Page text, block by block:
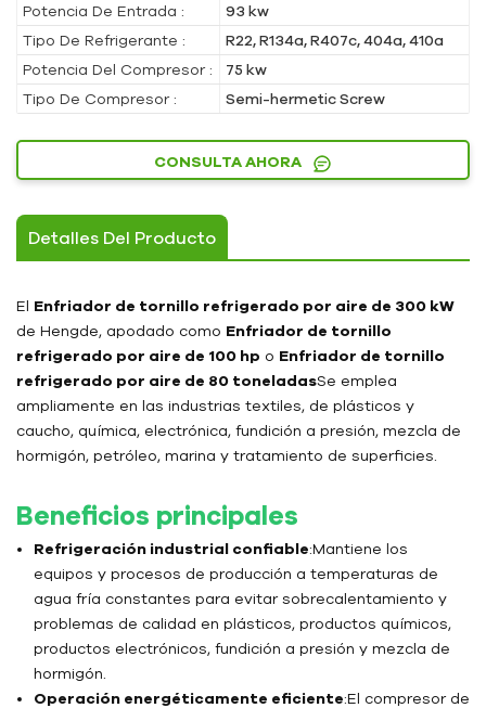
Potencia De Entrada :
93 kw
Tipo De Refrigerante :
R22, R134a, R407c, 404a, 410a
Potencia Del Compresor :
75 kw
Tipo De Compresor :
Semi-hermetic Screw
CONSULTA AHORA
Detalles Del Producto
El Enfriador de tornillo refrigerado por aire de 300 kW
de Hengde, apodado como Enfriador de tornillo
refrigerado por aire de 100 hp o Enfriador de tornillo
refrigerado por aire de 80 toneladasSe emplea
ampliamente en las industrias textiles, de plásticos y
caucho, química, electrónica, fundición a presión, mezcla de
hormigón, petróleo, marina y tratamiento de superficies.
Beneficios principales
Refrigeración industrial confiable:Mantiene los
equipos y procesos de producción a temperaturas de
agua fría constantes para evitar sobrecalentamiento y
problemas de calidad en plásticos, productos químicos,
productos electrónicos, fundición a presión y mezcla de
hormigón.
Operación energéticamente eficiente:El compresor de